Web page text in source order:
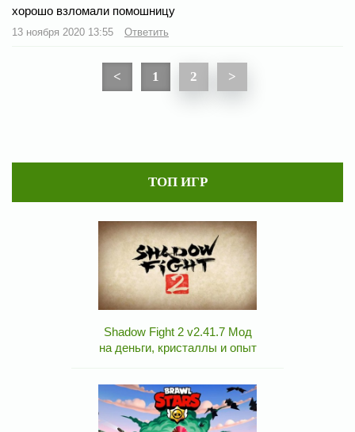
хорошо взломали помошницу
13 ноября 2020 13:55 Ответить
< 1 2 >
ТОП ИГР
Shadow Fight 2 v2.41.7 Мод
на деньги, кристаллы и опыт